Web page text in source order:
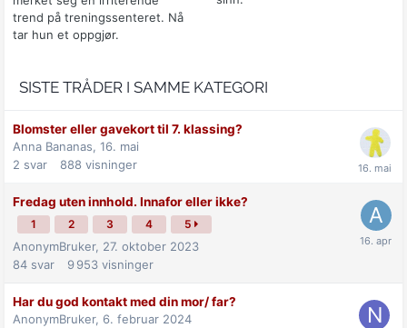
trend på treningssenteret. Nå
tar hun et oppgjør.
SISTE TRÅDER I SAMME KATEGORI
Blomster eller gavekort til 7. klassing?
Anna Bananas, 16. mai
2 svar 888 visninger
Fredag uten innhold. Innafor eller ikke?
1 2 3 4 5
AnonymBruker, 27. oktober 2023
84 svar 9 953 visninger
Har du god kontakt med din mor/ far?
AnonymBruker, 6. februar 2024